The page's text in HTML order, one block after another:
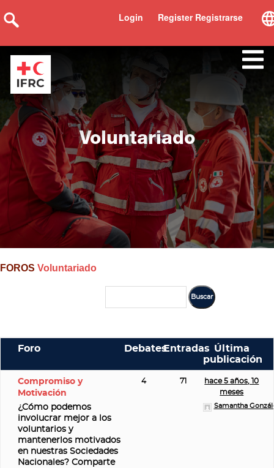
Register Registrarse
Login
Voluntariado
FOROS Voluntariado
Foro DebatesEntradas Última
publicación
Compromiso y
Motivación
¿Cómo podemos
involucrar mejor a los
voluntarios y
mantenerlos motivados
en nuestras Sociedades
Nacionales? Comparte
4 71
hace 5 años, 10
meses
Samantha